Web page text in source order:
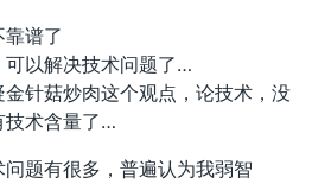
谱了
以解决技术问题了…
针菇炒肉这个观点，论技术，没
技术含量了…
题有很多，普遍认为我弱智